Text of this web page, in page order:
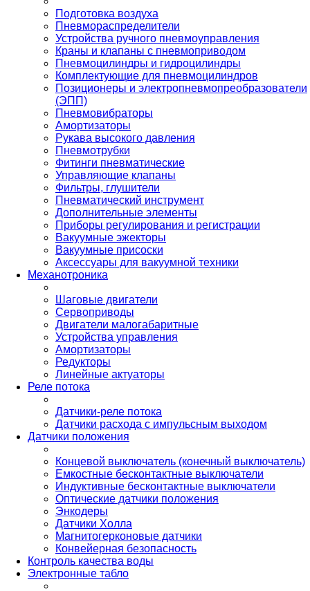
Подготовка воздуха
Пневмораспределители
Устройства ручного пневмоуправления
Краны и клапаны с пневмоприводом
Пневмоцилиндры и гидроцилиндры
Комплектующие для пневмоцилиндров
Позиционеры и электропневмопреобразователи
(ЭПП)
Пневмовибраторы
Амортизаторы
Рукава высокого давления
Пневмотрубки
Фитинги пневматические
Управляющие клапаны
Фильтры, глушители
Пневматический инструмент
Дополнительные элементы
Приборы регулирования и регистрации
Вакуумные эжекторы
Вакуумные присоски
Аксессуары для вакуумной техники
Механотроника
Шаговые двигатели
Сервоприводы
Двигатели малогабаритные
Устройства управления
Амортизаторы
Редукторы
Линейные актуаторы
Реле потока
Датчики-реле потока
Датчики расхода с импульсным выходом
Датчики положения
Концевой выключатель (конечный выключатель)
Емкостные бесконтактные выключатели
Индуктивные бесконтактные выключатели
Оптические датчики положения
Энкодеры
Датчики Холла
Магнитогерконовые датчики
Конвейерная безопасность
Контроль качества воды
Электронные табло